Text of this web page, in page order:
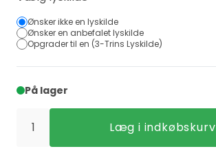
Ønsker ikke en lyskilde
Ønsker en anbefalet lyskilde
Opgrader til en (3-Trins Lyskilde)
På lager
Læg i indkøbskurv